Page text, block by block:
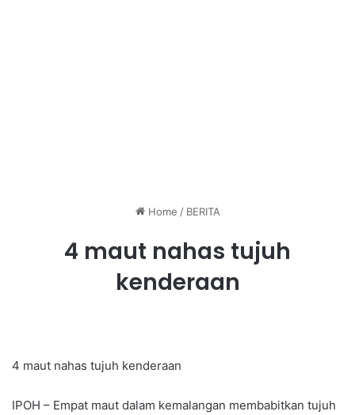
Home / BERITA
4 maut nahas tujuh
kenderaan
4 maut nahas tujuh kenderaan
IPOH – Empat maut dalam kemalangan membabitkan tujuh